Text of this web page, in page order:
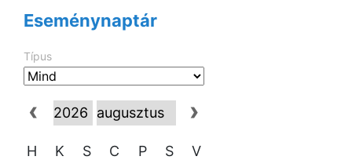
Eseménynaptár
Típus
H K S C P S V